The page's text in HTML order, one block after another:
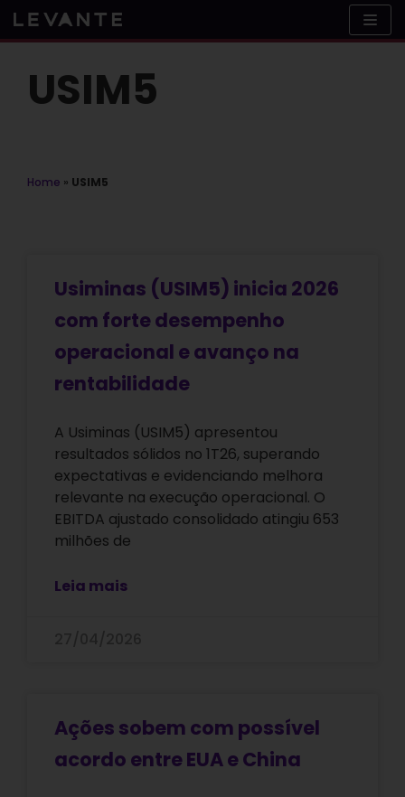
Skip
to
USIM5
Home » USIM5
Usiminas (USIM5) inicia 2026
com forte desempenho
operacional e avanço na
rentabilidade
A Usiminas (USIM5) apresentou
resultados sólidos no 1T26, superando
expectativas e evidenciando melhora
relevante na execução operacional. O
EBITDA ajustado consolidado atingiu 653
milhões de
Leia mais
Ações sobem com possível
acordo entre EUA e China